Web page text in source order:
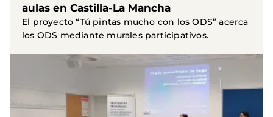
aulas en Castilla-La Mancha
El proyecto “Tú pintas mucho con los ODS” acerca
los ODS mediante murales participativos.